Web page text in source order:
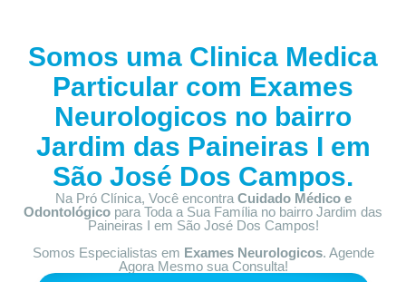
Somos uma Clinica Medica
Particular com Exames
Neurologicos no bairro
Jardim das Paineiras I em
São José Dos Campos.
Na Pró Clínica, Você encontra Cuidado Médico e
Odontológico para Toda a Sua Família no bairro Jardim das
Paineiras I em São José Dos Campos!
Somos Especialistas em Exames Neurologicos. Agende
Agora Mesmo sua Consulta!